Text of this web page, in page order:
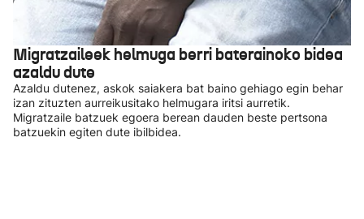
Migratzaileek helmuga berri baterainoko bidea
azaldu dute
Azaldu dutenez, askok saiakera bat baino gehiago egin behar
izan zituzten aurreikusitako helmugara iritsi aurretik.
Migratzaile batzuek egoera berean dauden beste pertsona
batzuekin egiten dute ibilbidea.